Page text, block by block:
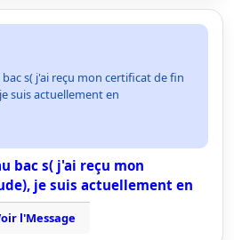
s( j'ai reçu mon certificat de fin
suis actuellement en
bac s( j'ai reçu mon
je suis actuellement en
l'Message